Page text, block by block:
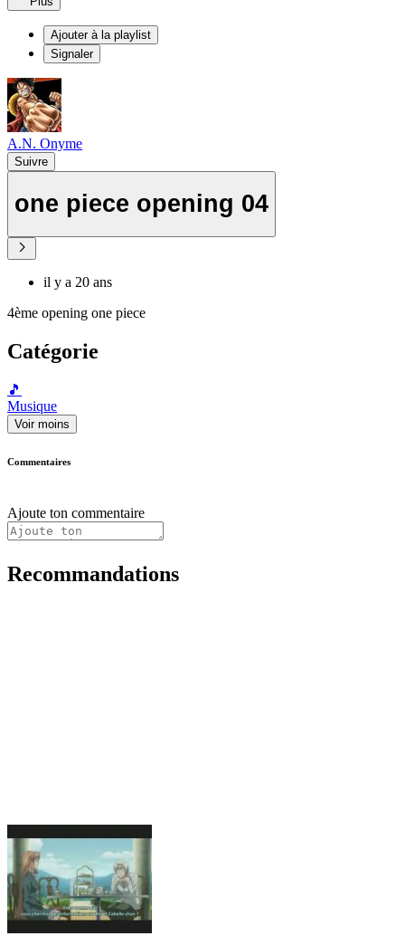
Ajouter à la playlist
Signaler
A.N. Onyme
Suivre
one piece opening 04
il y a 20 ans
4ème opening one piece
Catégorie
🎵
Musique
Voir moins
Commentaires
Ajoute ton commentaire
Recommandations